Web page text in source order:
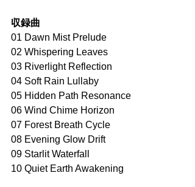
収録曲
01 Dawn Mist Prelude
02 Whispering Leaves
03 Riverlight Reflection
04 Soft Rain Lullaby
05 Hidden Path Resonance
06 Wind Chime Horizon
07 Forest Breath Cycle
08 Evening Glow Drift
09 Starlit Waterfall
10 Quiet Earth Awakening